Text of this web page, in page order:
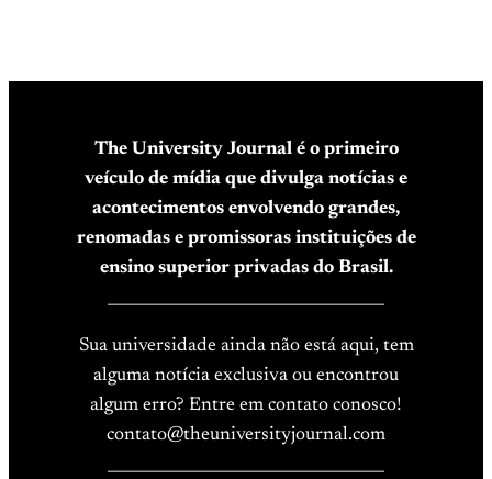
The University Journal é o primeiro
veículo de mídia que divulga notícias e
acontecimentos envolvendo grandes,
renomadas e promissoras instituições de
ensino superior privadas do Brasil.
Sua universidade ainda não está aqui, tem
alguma notícia exclusiva ou encontrou
algum erro? Entre em contato conosco!
contato@theuniversityjournal.com